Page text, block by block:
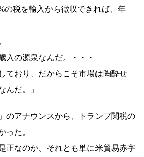
の税を輸入から徴収できれば、年
入の源泉なんだ。・・・
ており、だからこそ市場は陶酔せ
んだ。」
のアナウンスから、トランプ関税の
った。
正なのか、それとも単に米貿易赤字